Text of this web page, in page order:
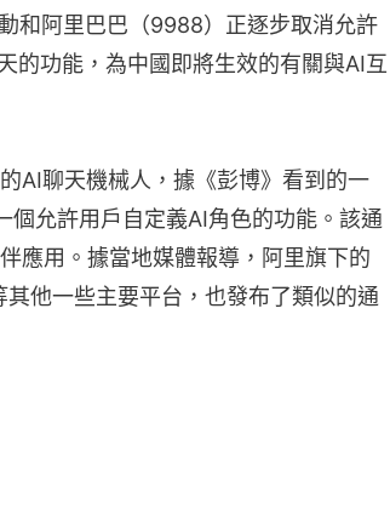
和阿里巴巴（9988）正逐步取消允許
的功能，為中國即將生效的有關與AI互
AI聊天機械人，據《彭博》看到的一
個允許用戶自定義AI角色的功能。該通
應用。據當地媒體報導，阿里旗下的
他一些主要平台，也發布了類似的通